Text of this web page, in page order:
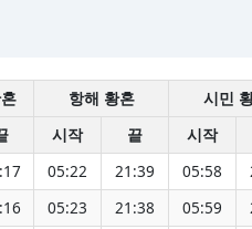
항해 황혼 시민
시작 끝 시작
05:22 21:39 05:58
05:23 21:38 05:59